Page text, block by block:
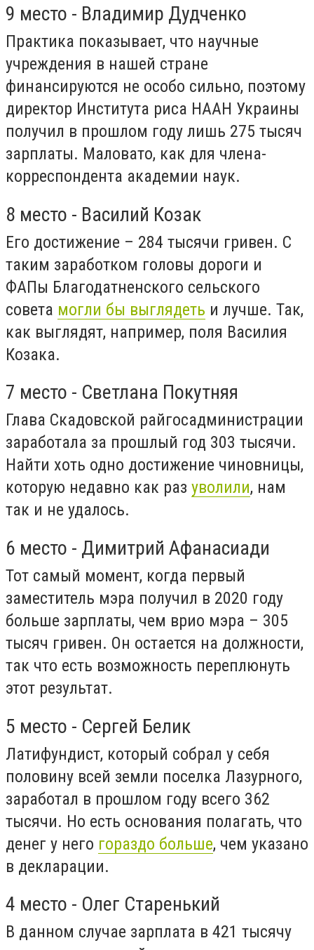
9 место - Владимир Дудченко
Практика показывает, что научные
учреждения в нашей стране
финансируются не особо сильно, поэтому
директор Института риса НААН Украины
получил в прошлом году лишь 275 тысяч
зарплаты. Маловато, как для члена-
корреспондента академии наук.
8 место - Василий Козак
Его достижение – 284 тысячи гривен. С
таким заработком головы дороги и
ФАПы Благодатненского сельского
совета могли бы выглядеть и лучше. Так,
как выглядят, например, поля Василия
Козака.
7 место - Светлана Покутняя
Глава Скадовской райгосадминистрации
заработала за прошлый год 303 тысячи.
Найти хоть одно достижение чиновницы,
которую недавно как раз уволили, нам
так и не удалось.
6 место - Димитрий Афанасиади
Тот самый момент, когда первый
заместитель мэра получил в 2020 году
больше зарплаты, чем врио мэра – 305
тысяч гривен. Он остается на должности,
так что есть возможность переплюнуть
этот результат.
5 место - Сергей Белик
Латифундист, который собрал у себя
половину всей земли поселка Лазурного,
заработал в прошлом году всего 362
тысячи. Но есть основания полагать, что
денег у него гораздо больше, чем указано
в декларации.
4 место - Олег Старенький
В данном случае зарплата в 421 тысячу